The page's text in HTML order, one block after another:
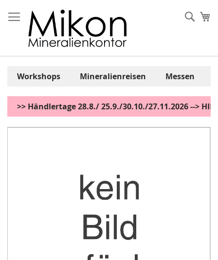
Inhalt
springen
Workshops Mineralienreisen Messen
>> Händlertage 28.8./ 25.9./30.10./27.11.2026 -->
Zum